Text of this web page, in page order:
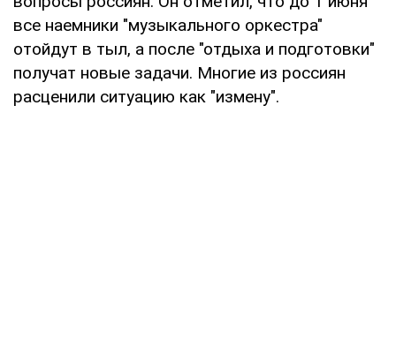
все наемники "музыкального оркестра"
отойдут в тыл, а после "отдыха и подготовки"
получат новые задачи. Многие из россиян
расценили ситуацию как "измену".